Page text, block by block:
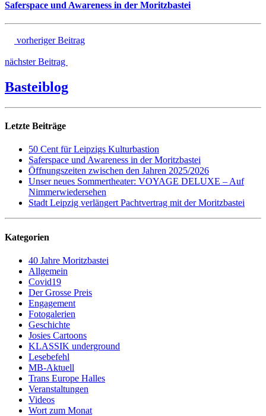
Saferspace und Awareness in der Moritzbastei
vorheriger Beitrag
nächster Beitrag
Basteiblog
Letzte Beiträge
50 Cent für Leipzigs Kulturbastion
Saferspace und Awareness in der Moritzbastei
Öffnungszeiten zwischen den Jahren 2025/2026
Unser neues Sommertheater: VOYAGE DELUXE – Auf
Nimmerwiedersehen
Stadt Leipzig verlängert Pachtvertrag mit der Moritzbastei
Kategorien
40 Jahre Moritzbastei
Allgemein
Covid19
Der Grosse Preis
Engagement
Fotogalerien
Geschichte
Josies Cartoons
KLASSIK underground
Lesebefehl
MB-Aktuell
Trans Europe Halles
Veranstaltungen
Videos
Wort zum Monat